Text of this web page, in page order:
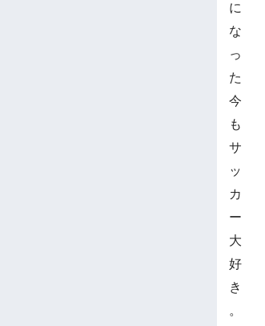
に
な
っ
た
今
も
サ
ッ
カ
ー
大
好
き
。